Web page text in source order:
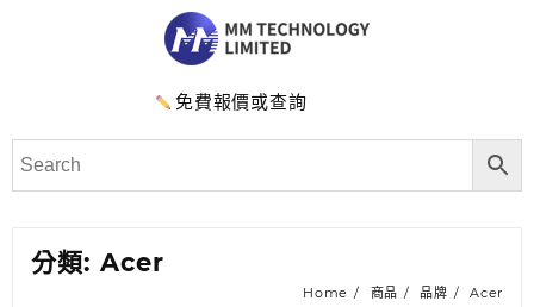
免費報價或查詢
分類: Acer
Home 商品 品牌 Acer